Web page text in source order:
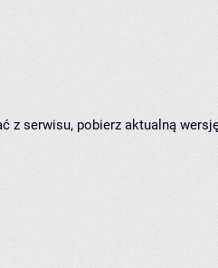
z serwisu, pobierz aktualną